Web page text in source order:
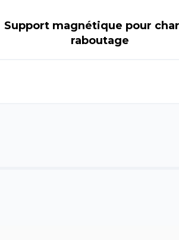
Support magnétique pour
raboutage